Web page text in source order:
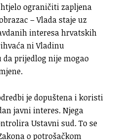
ograničiti zapljena
– Vlada staje uz
interesa hrvatskih
ni Vladinu
prijedlog nije mogao
je dopuštena i koristi
javni interes. Njega
Ustavni sud. To se
o potrošačkom